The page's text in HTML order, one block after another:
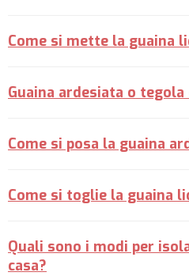
Come si mette la guaina
Guaina ardesiata o tegola
Come si posa la guaina
Come si toglie la guaina
Quali sono i modi per
casa?